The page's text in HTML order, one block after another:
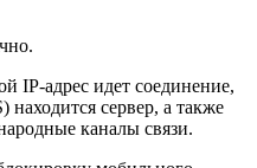
IP-адрес идет соединение,
находится сервер, а также
каналы связи.